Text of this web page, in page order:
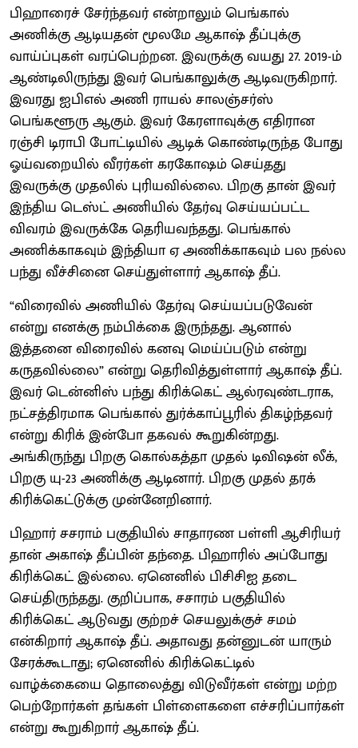
பிஹாரைச் சேர்ந்தவர் என்றாலும் பெங்கால்
அணிக்கு ஆடியதன் மூலமே ஆகாஷ் தீப்புக்கு
வாய்ப்புகள் வரப்பெற்றன. இவருக்கு வயது 27. 2019-ம்
ஆண்டிலிருந்து இவர் பெங்காலுக்கு ஆடிவருகிறார்.
இவரது ஐபிஎல் அணி ராயல் சாலஞ்சர்ஸ்
பெங்களூரு ஆகும். இவர் கேரளாவுக்கு எதிரான
ரஞ்சி டிராபி போட்டியில் ஆடிக் கொண்டிருந்த போது
ஓய்வறையில் வீரர்கள் கரகோஷம் செய்தது
இவருக்கு முதலில் புரியவில்லை. பிறகு தான் இவர்
இந்திய டெஸ்ட் அணியில் தேர்வு செய்யப்பட்ட
விவரம் இவருக்கே தெரியவந்தது. பெங்கால்
அணிக்காகவும் இந்தியா ஏ அணிக்காகவும் பல நல்ல
பந்து வீச்சினை செய்துள்ளார் ஆகாஷ் தீப்.
“விரைவில் அணியில் தேர்வு செய்யப்படுவேன்
என்று எனக்கு நம்பிக்கை இருந்தது. ஆனால்
இத்தனை விரைவில் கனவு மெய்ப்படும் என்று
கருதவில்லை” என்று தெரிவித்துள்ளார் ஆகாஷ் தீப்.
இவர் டென்னிஸ் பந்து கிரிக்கெட் ஆல்ரவுண்டராக,
நட்சத்திரமாக பெங்கால் துர்க்காப்பூரில் திகழ்ந்தவர்
என்று கிரிக் இன்போ தகவல் கூறுகின்றது.
அங்கிருந்து பிறகு கொல்கத்தா முதல் டிவிஷன் லீக்,
பிறகு யு-23 அணிக்கு ஆடினார். பிறகு முதல் தரக்
கிரிக்கெட்டுக்கு முன்னேறினார்.
பிஹார் சசராம் பகுதியில் சாதாரண பள்ளி ஆசிரியர்
தான் அகாஷ் தீப்பின் தந்தை. பிஹாரில் அப்போது
கிரிக்கெட் இல்லை. ஏனெனில் பிசிசிஐ தடை
செய்திருந்தது. குறிப்பாக, சசாரம் பகுதியில்
கிரிக்கெட் ஆடுவது குற்றச் செயலுக்குச் சமம்
என்கிறார் ஆகாஷ் தீப். அதாவது தன்னுடன் யாரும்
சேரக்கூடாது; ஏனெனில் கிரிக்கெட்டில்
வாழ்க்கையை தொலைத்து விடுவீர்கள் என்று மற்ற
பெற்றோர்கள் தங்கள் பிள்ளைகளை எச்சரிப்பார்கள்
என்று கூறுகிறார் ஆகாஷ் தீப்.